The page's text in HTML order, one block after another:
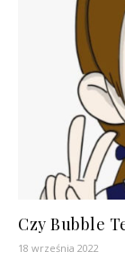
Czy Bubble
18 września 2022